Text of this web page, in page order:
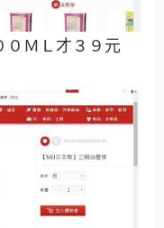
０ＭＬ才３９元